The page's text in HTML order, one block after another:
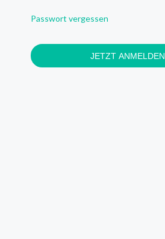
Passwort vergessen
JETZT ANMELDEN